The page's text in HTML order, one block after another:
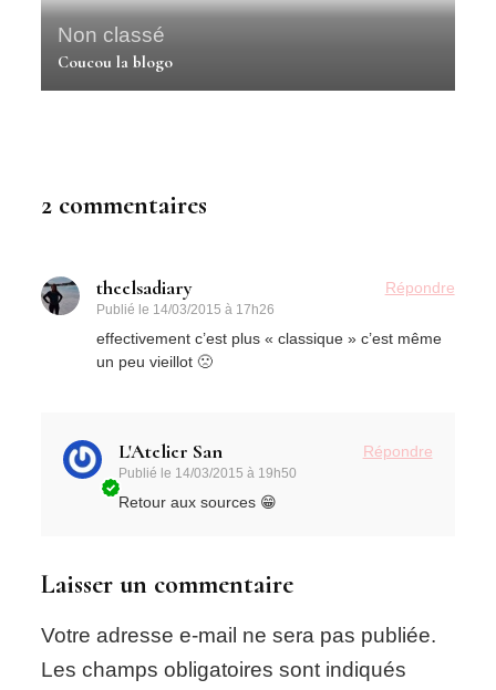
Non classé
Coucou la blogo
2 commentaires
theelsadiary
Publié le 14/03/2015 à 17h26
Répondre
effectivement c’est plus « classique » c’est même
un peu vieillot 🙁
L'Atelier San
Publié le 14/03/2015 à 19h50
Répondre
Retour aux sources 😁
Laisser un commentaire
Votre adresse e-mail ne sera pas publiée.
Les champs obligatoires sont indiqués